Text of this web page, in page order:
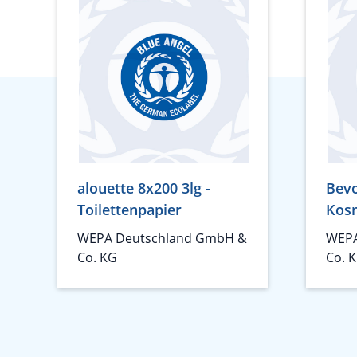
alouette 8x200 3lg -
Toilettenpapier
WEPA Deutschland GmbH &
Co. KG
Co.